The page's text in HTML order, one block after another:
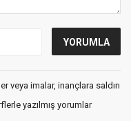
veya imalar, inançlara saldırı
yazılmış yorumlar